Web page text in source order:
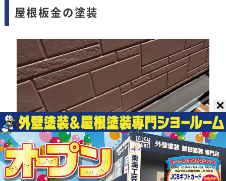
屋根板金の塗装
✕